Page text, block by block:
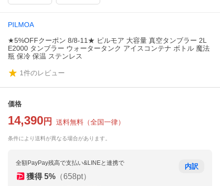
PILMOA
★5%OFFクーポン 8/8-11★ ピルモア 大容量 真空タンブラー 2L
E2000 タンブラー ウォータータンク アイスコンテナ ボトル 魔法
瓶 保冷 保温 ステンレス
1件のレビュー
価格
14,390 円 送料無料 （全国一律）
条件により送料が異なる場合があります。
全額PayPay残高で支払い&LINEと連携で
獲得 5% （658pt）
内訳